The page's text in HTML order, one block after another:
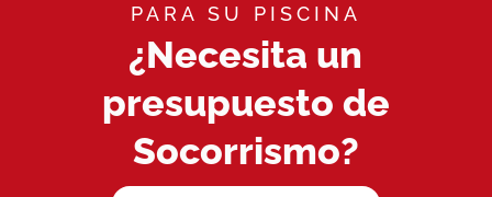
PARA SU PISCINA
¿Necesita un
presupuesto de
Socorrismo?